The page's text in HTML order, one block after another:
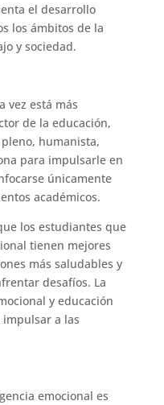
el desarrollo
los ámbitos de la
y sociedad.
vez está más
de la educación,
humanista,
para impulsarle en
únicamente
académicos.
los estudiantes que
tienen mejores
más saludables y
desafíos. La
y educación
a las
emocional es